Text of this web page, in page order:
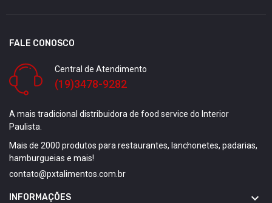
FALE CONOSCO
Central de Atendimento
(19)3478-9282
A mais tradicional distribuidora de food service do Interior
Paulista.
Mais de 2000 produtos para restaurantes, lanchonetes, padarias,
hamburgueias e mais!
contato@pxtalimentos.com.br
INFORMAÇÕES 